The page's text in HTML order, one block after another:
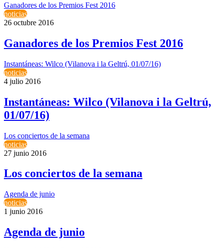
Ganadores de los Premios Fest 2016
noticias
26 octubre 2016
Ganadores de los Premios Fest 2016
Instantáneas: Wilco (Vilanova i la Geltrú, 01/07/16)
noticias
4 julio 2016
Instantáneas: Wilco (Vilanova i la Geltrú,
01/07/16)
Los conciertos de la semana
noticias
27 junio 2016
Los conciertos de la semana
Agenda de junio
noticias
1 junio 2016
Agenda de junio